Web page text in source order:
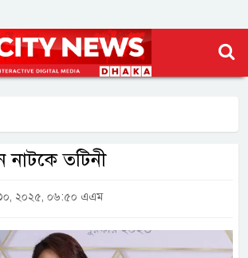
নাটকে তটিনী
৩০, ২০২৫, ০৬:৫০ এএম